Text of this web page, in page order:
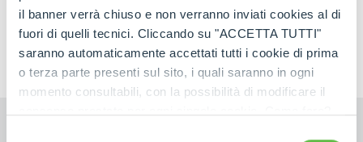
il banner verrà chiuso e non verranno inviati cookies al di
fuori di quelli tecnici. Cliccando su "ACCETTA TUTTI"
saranno automaticamente accettati tutti i cookie di prima
o terza parte presenti sul sito, i quali saranno in ogni
momento consultabili, con la possibilità di modificare il
PRODOTTI CORRELATI
Sollevatori Telescopici